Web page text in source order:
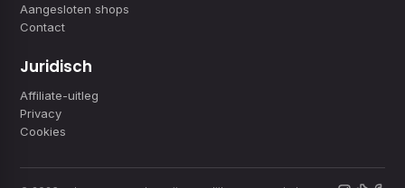
Aangesloten shops
Contact
Juridisch
Affiliate-uitleg
Privacy
Cookies